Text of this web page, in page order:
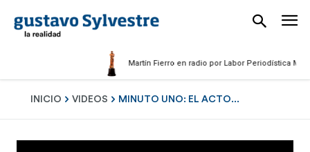
Martín Fierro en radio por Labor Periodística
INICIO VIDEOS MINUTO UNO: EL ACTO...